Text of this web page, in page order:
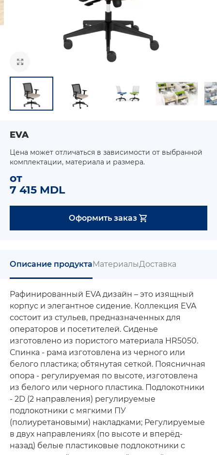
EVA
Цена может отличаться в зависимости от выбранной
комплектации, материала и размера.
от
7 415 MDL
Оформить заказ
Описание продуктаМатериалыДоставка
Рафинированный EVA дизайн – это изящный
корпус и элегантное сидение. Коллекция EVA
состоит из стульев, предназначенных для
операторов и посетителей. Сиденье
изготовлено из пористого материала HR5050.
Спинка - рама изготовлена из черного или
белого пластика; обтянутая сеткой. Поясничная
опора - регулируемая по высоте, изготовлена
из белого или черного пластика. Подлокотники
- 2D (2 направления) регулируемые
подлокотники с мягкими ПУ
(полиуретановыми) накладками; Регулируемые
в двух направлениях (по высоте и вперёд-
назад) белые пластиковые подлокотники с